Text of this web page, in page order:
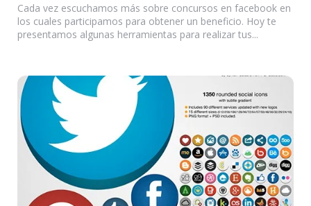
Cada vez escuchamos más sobre concursos en facebook en
los cuales participamos para obtener un beneficio. Hoy te
presentamos algunas herramientas para realizar tus...